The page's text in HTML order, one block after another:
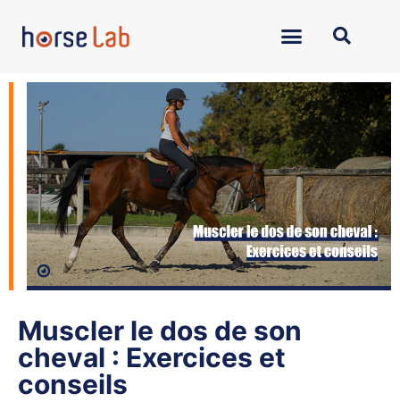
Muscler le dos de son
cheval : Exercices et
conseils